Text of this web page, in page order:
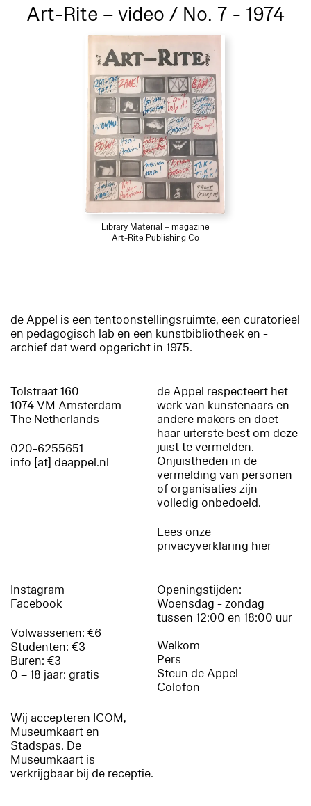
Art-Rite – video / No. 7 - 1974
Library Material – magazine
Art-Rite Publishing Co
de Appel is een tentoonstellingsruimte, een curatorieel
en pedagogisch lab en een kunstbibliotheek en -
archief dat werd opgericht in 1975.
Tolstraat 160
1074 VM Amsterdam
The Netherlands
020-6255651
info [at] deappel.nl
de Appel respecteert het
werk van kunstenaars en
andere makers en doet
haar uiterste best om deze
juist te vermelden.
Onjuistheden in de
vermelding van personen
of organisaties zijn
volledig onbedoeld.
Lees onze
privacyverklaring hier
Instagram
Facebook
Volwassenen: €6
Studenten: €3
Buren: €3
0 – 18 jaar: gratis
Wij accepteren ICOM,
Museumkaart en
Stadspas. De
Museumkaart is
verkrijgbaar bij de receptie.
Openingstijden:
Woensdag - zondag
tussen 12:00 en 18:00 uur
Welkom
Pers
Steun de Appel
Colofon